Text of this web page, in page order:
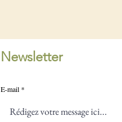
Newsletter
E-mail